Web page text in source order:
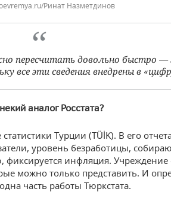
Ринат Назметдинов
пересчитать довольно быстро —
все эти сведения внедрены в
аналог Росстата?
Турции (TÜİK). В его
уровень безработицы,
фиксируется инфляция. Учреждение
можно только представить. И
часть работы Тюркстата.